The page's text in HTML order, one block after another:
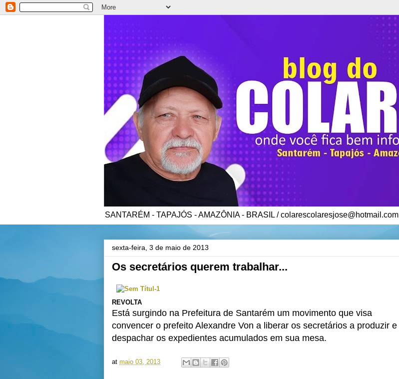
SANTARÉM - TAPAJÓS - AMAZÔNIA - BRASIL / colarescolaresjose@hotmail.com
sexta-feira, 3 de maio de 2013
Os secretários querem trabalhar...
REVOLTA
Está surgindo na Prefeitura de Santarém um movimento que visa
convencer o prefeito Alexandre Von a liberar os secretários a produzir e
despachar os expedientes acumulados em sua mesa.
at maio 03, 2013